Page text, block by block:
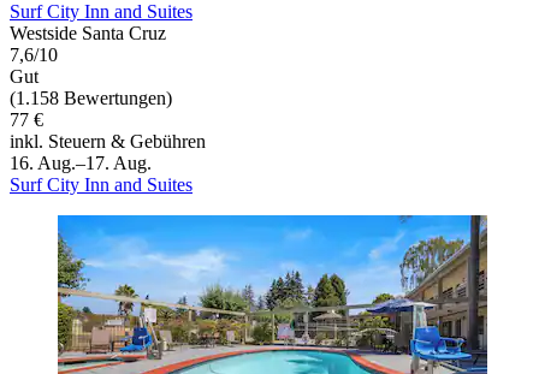
Surf City Inn and Suites
Westside Santa Cruz
7,6/10
Gut
(1.158 Bewertungen)
77 €
inkl. Steuern & Gebühren
16. Aug.–17. Aug.
Surf City Inn and Suites